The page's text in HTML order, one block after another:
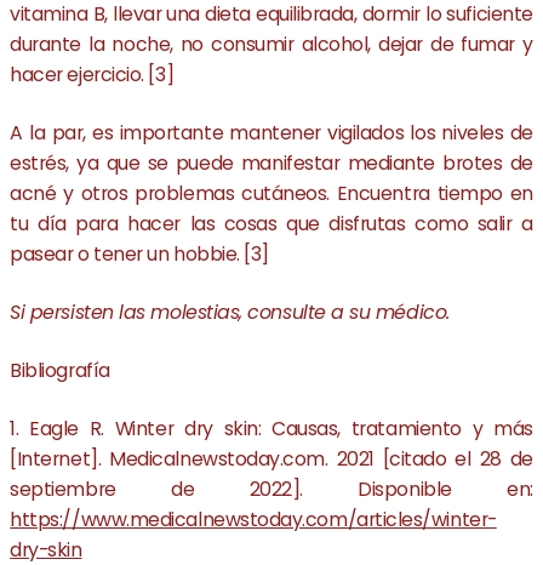
vitamina B, llevar una dieta equilibrada, dormir lo suficiente
durante la noche, no consumir alcohol, dejar de fumar y
hacer ejercicio. [3]
A la par, es importante mantener vigilados los niveles de
estrés, ya que se puede manifestar mediante brotes de
acné y otros problemas cutáneos. Encuentra tiempo en
tu día para hacer las cosas que disfrutas como salir a
pasear o tener un hobbie. [3]
Si persisten las molestias, consulte a su médico.
Bibliografía
1. Eagle R. Winter dry skin: Causas, tratamiento y más
[Internet]. Medicalnewstoday.com. 2021 [citado el 28 de
septiembre de 2022]. Disponible en:
https://www.medicalnewstoday.com/articles/winter-
dry-skin